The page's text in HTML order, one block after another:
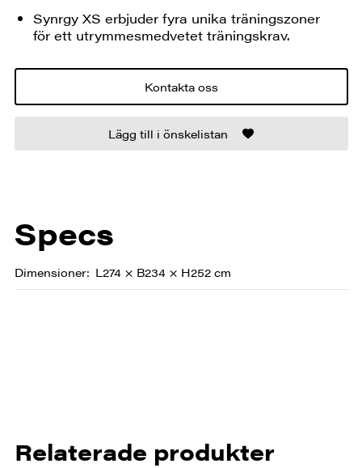
Synrgy XS erbjuder fyra unika träningszoner
för ett utrymmesmedvetet träningskrav.
Kontakta oss
Lägg till i önskelistan
Specs
Dimensioner L274 × B234 × H252 cm
Relaterade produkter